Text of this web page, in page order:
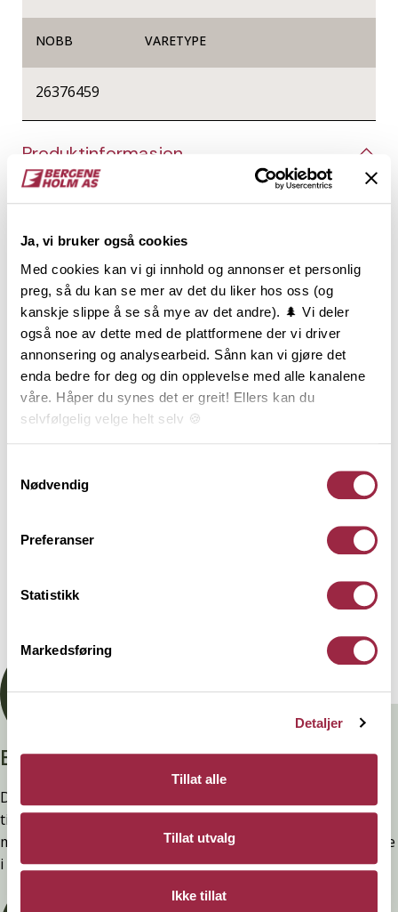
Ja, vi bruker også cookies
Med cookies kan vi gi innhold og annonser et personlig
preg, så du kan se mer av det du liker hos oss (og
kanskje slippe å se så mye av det andre). 🌲 Vi deler
også noe av dette med de plattformene der vi driver
annonsering og analysearbeid. Sånn kan vi gjøre det
enda bedre for deg og din opplevelse med alle kanalene
våre. Håper du synes det er greit! Ellers kan du
selvfølgelig velge helt selv 🍪
Nødvendig
Preferanser
Statistikk
Markedsføring
Detaljer
Tillat alle
Tillat utvalg
Ikke tillat
NOBB VARETYPE
26376459
Produktinformasjon
Glattkanter er firkantede trespiler helt uten profil,
produksjon av småmøbler, til vegger og tak i form av
spileverk. Det er kun fantasien som setter
begrensning til formvalg og bruksområde.
Glattkanter i furu lagerføres i et stort antall
dimensjoner, fra 6 til 34 mm tykkelse og fra 21 til 195
mm bredde. Glattkanter i furu med skarpe kanter er
produsert av listverksråstoff, og er i prinsippet er et
kvistfritt produkt. Glattkanter i furu med avrundede
kanter leveres både i listverkskvalitet (uten kvist) og
i natur (med kvist – lik panel).
Behandling
Branntestet
Denne kledninger er testet, dokumentert, godkjent og
tilfredsstiller preakseptert ytelse for brann (D-s2,d0) ved
montering. Ytelsen opprettholdes ved å følge anvisningene
i våre FDV-er.